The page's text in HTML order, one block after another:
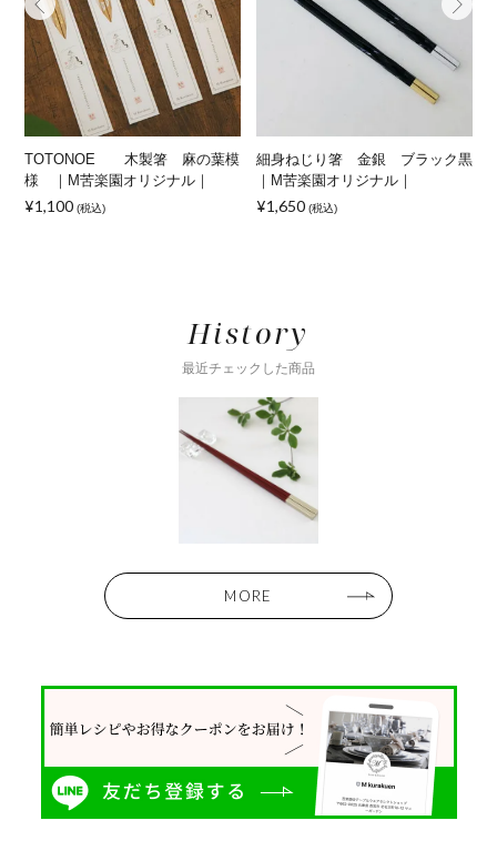
TOTONOE 木製箸 麻の葉模
様 ｜M苦楽園オリジナル｜
¥1,100 (税込)
細身ねじり箸 金銀 ブラック黒
｜M苦楽園オリジナル｜
¥1,650 (税込)
History
最近チェックした商品
MORE